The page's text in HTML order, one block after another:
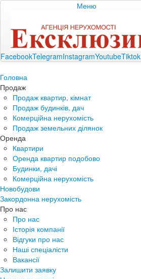
Меню
FacebookTelegramInstagramYoutubeTiktok
Головна
Продаж
Продаж квартир, кімнат
Продаж будинків, дач
Комерційна нерухомість
Продаж земельних ділянок
Оренда
Квартири
Оренда квартир подобово
Будинки, дачі
Комерційна нерухомість
Новобудови
Закордонна нерухомість
Про нас
Про нас
Історія компанії
Відгуки про нас
Наші спеціалісти
Вакансії
Залишити заявку